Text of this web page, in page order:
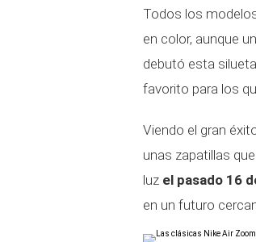
Todos los
en color, aunque
debutó esta
favorito para los
Viendo el gran
unas zapatillas
luz el pasado 16
en un futuro